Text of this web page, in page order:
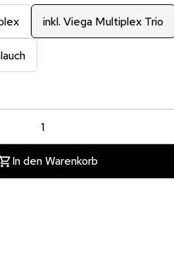
inkl. Viega Multiplex Trio
In den Warenkorb